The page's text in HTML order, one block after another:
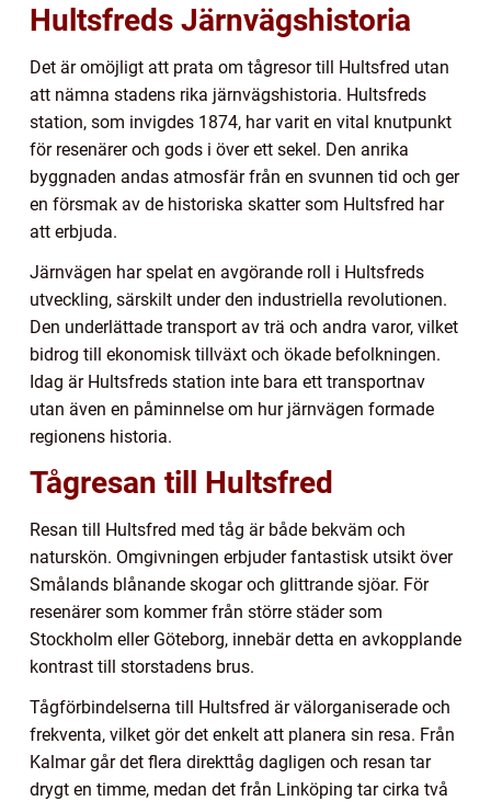
Hultsfreds Järnvägshistoria
Det är omöjligt att prata om tågresor till Hultsfred utan
att nämna stadens rika järnvägshistoria. Hultsfreds
station, som invigdes 1874, har varit en vital knutpunkt
för resenärer och gods i över ett sekel. Den anrika
byggnaden andas atmosfär från en svunnen tid och ger
en försmak av de historiska skatter som Hultsfred har
att erbjuda.
Järnvägen har spelat en avgörande roll i Hultsfreds
utveckling, särskilt under den industriella revolutionen.
Den underlättade transport av trä och andra varor, vilket
bidrog till ekonomisk tillväxt och ökade befolkningen.
Idag är Hultsfreds station inte bara ett transportnav
utan även en påminnelse om hur järnvägen formade
regionens historia.
Tågresan till Hultsfred
Resan till Hultsfred med tåg är både bekväm och
naturskön. Omgivningen erbjuder fantastisk utsikt över
Smålands blånande skogar och glittrande sjöar. För
resenärer som kommer från större städer som
Stockholm eller Göteborg, innebär detta en avkopplande
kontrast till storstadens brus.
Tågförbindelserna till Hultsfred är välorganiserade och
frekventa, vilket gör det enkelt att planera sin resa. Från
Kalmar går det flera direkttåg dagligen och resan tar
drygt en timme, medan det från Linköping tar cirka två